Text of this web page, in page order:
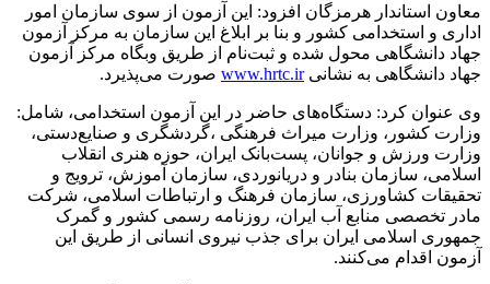
معاون استاندار هرمزگان افزود: این آزمون از سوی سازمان امور
اداری و استخدامی کشور و بنا بر ابلاغ این سازمان به مرکز آزمون
جهاد دانشگاهی محول شده و ثبت‌نام از طریق وبگاه مرکز آزمون
جهاد دانشگاهی به نشانیwww.hrtc.ir صورت می‌پذیرد.
وی عنوان کرد: دستگاه‌های حاضر در این آزمون استخدامی، شامل:
وزارت کشور، وزارت میراث فرهنگی ،گردشگری و صنایع‌دستی،
وزارت ورزش و جوانان، پست‌بانک ایران، حوزه هنری انقلاب
اسلامی، سازمان بنادر و دریانوردی، سازمان آموزش، ترویج و
تحقیقات کشاورزی، سازمان فرهنگ و ارتباطات اسلامی، شرکت
مادر تخصصی منابع آب ایران، روزنامه رسمی کشور و گمرک
جمهوری اسلامی ایران برای جذب نیروی انسانی از طریق این
آزمون اقدام می‌کنند.